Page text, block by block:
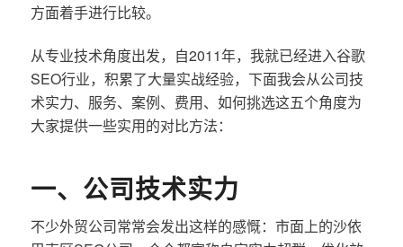
方面着手进行比较。
从专业技术角度出发，自2011年，我就已经进入谷歌
SEO行业，积累了大量实战经验，下面我会从公司技
术实力、服务、案例、费用、如何挑选这五个角度为
大家提供一些实用的对比方法：
一、公司技术实力
不少外贸公司常常会发出这样的感慨：市面上的沙依